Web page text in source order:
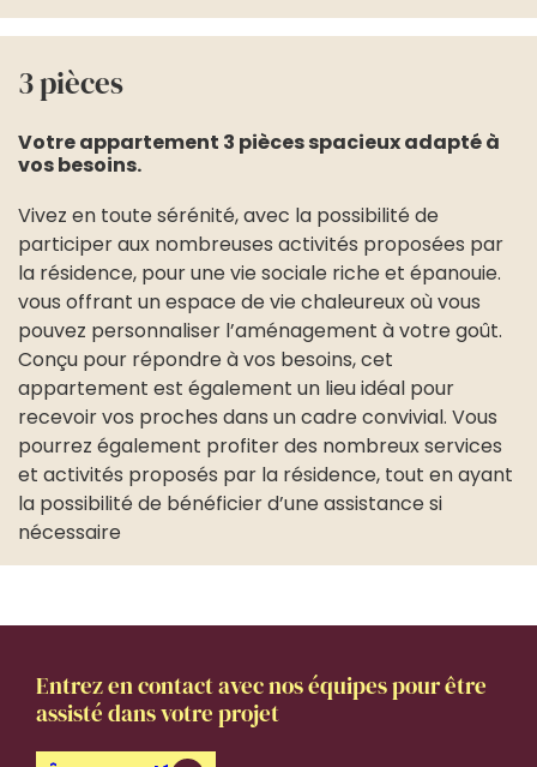
3 pièces
Votre appartement 3 pièces spacieux adapté à
vos besoins.
Vivez en toute sérénité, avec la possibilité de
participer aux nombreuses activités proposées par
la résidence, pour une vie sociale riche et épanouie.
vous offrant un espace de vie chaleureux où vous
pouvez personnaliser l’aménagement à votre goût.
Conçu pour répondre à vos besoins, cet
appartement est également un lieu idéal pour
recevoir vos proches dans un cadre convivial. Vous
pourrez également profiter des nombreux services
et activités proposés par la résidence, tout en ayant
la possibilité de bénéficier d’une assistance si
nécessaire
Entrez en contact avec nos équipes pour être
assisté dans votre projet